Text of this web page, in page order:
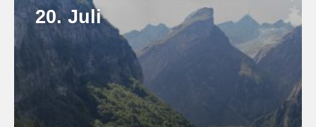
20. Juli